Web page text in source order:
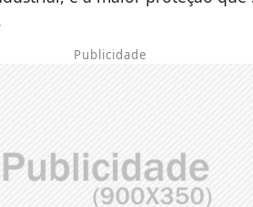
Publicidade